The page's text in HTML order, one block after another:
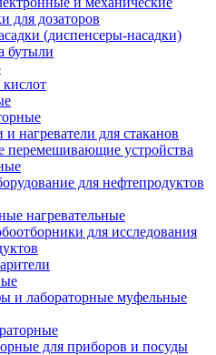
для дозаторов
(диспенсеры-насадки)
бутыли
и нагреватели для стаканов
перемешивающие устройства
для нефтепродуктов
нагревательные
для исследования
и лабораторные муфельные
для приборов и посуды